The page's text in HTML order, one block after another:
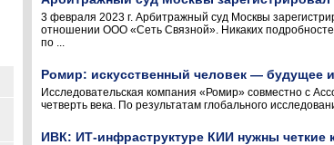
3 февраля 2023 г. Арбитражный суд Москвы
отношении ООО «Сеть Связной». Никаких
по ...
Ромир: искусственный человек — будущее
Исследовательская компания «Ромир» совместно с
четверть века. По результатам глобального
ИВК: ИТ-инфраструктуре КИИ нужны четкие